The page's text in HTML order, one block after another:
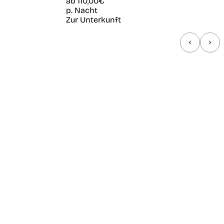
p. Nacht
Zur Unterkunft